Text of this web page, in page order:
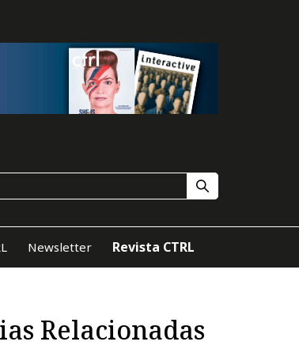
Newsletter Revista CTRL
Relacionadas